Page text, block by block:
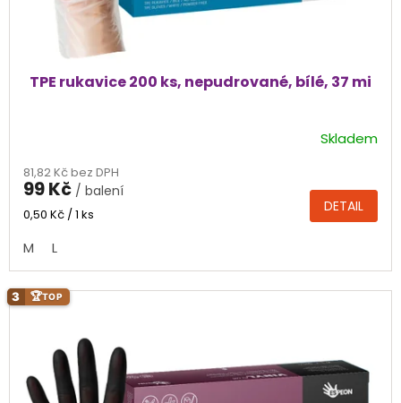
TPE rukavice 200 ks, nepudrované, bílé, 37 mi
produktu
je
4,3
5
hvězdiček.
Skladem
81,82 Kč bez DPH
99 Kč / balení
Měrná
0,50 Kč / 1 ks DETAIL
M L
3 🏆TOP